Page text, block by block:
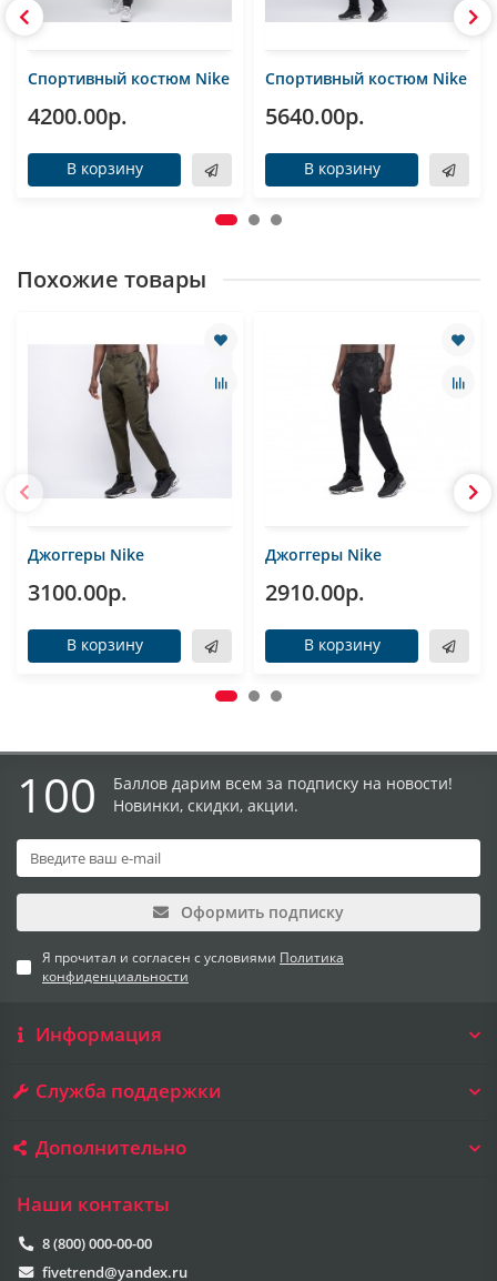
Спортивный костюм Nike
4200.00р.
В корзину
Спортивный костюм Nike
5640.00р.
В корзину
Похожие товары
Джоггеры Nike
3100.00р.
В корзину
Джоггеры Nike
2910.00р.
В корзину
100
Баллов дарим всем за подписку на новости!
Новинки, скидки, акции.
Оформить подписку
Я прочитал и согласен с условиями Политика
конфиденциальности
Информация
Служба поддержки
Дополнительно
Наши контакты
8 (800) 000-00-00
fivetrend@yandex.ru